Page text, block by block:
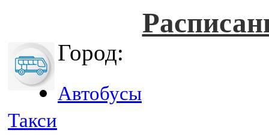
Город:
Автобусы
Такси